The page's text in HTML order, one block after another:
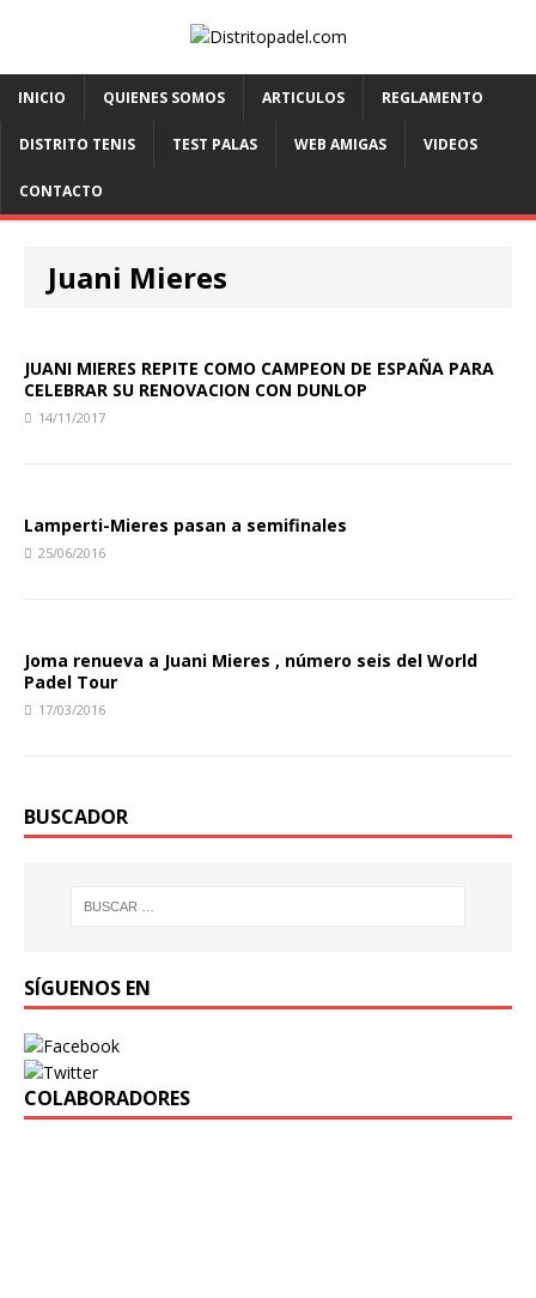
INICIO QUIENES SOMOS ARTICULOS REGLAMENTO
DISTRITO TENIS TEST PALAS WEB AMIGAS VIDEOS
CONTACTO
Juani Mieres
JUANI MIERES REPITE COMO CAMPEON DE ESPAÑA PARA
CELEBRAR SU RENOVACION CON DUNLOP
14/11/2017
Lamperti-Mieres pasan a semifinales
25/06/2016
Joma renueva a Juani Mieres , número seis del World
Padel Tour
17/03/2016
BUSCADOR
SÍGUENOS EN
COLABORADORES